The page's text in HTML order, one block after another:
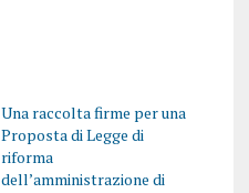
Una raccolta firme per una
Proposta di Legge di
riforma
dell’amministrazione di